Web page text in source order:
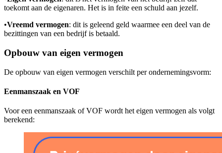
toekomt aan de eigenaren. Het is in feite een schuld aan jezelf.
•Vreemd vermogen: dit is geleend geld waarmee een deel van de
bezittingen van een bedrijf is betaald.
Opbouw van eigen vermogen
De opbouw van eigen vermogen verschilt per ondernemingsvorm:
Eenmanszaak en VOF
Voor een eenmanszaak of VOF wordt het eigen vermogen als volgt
berekend: